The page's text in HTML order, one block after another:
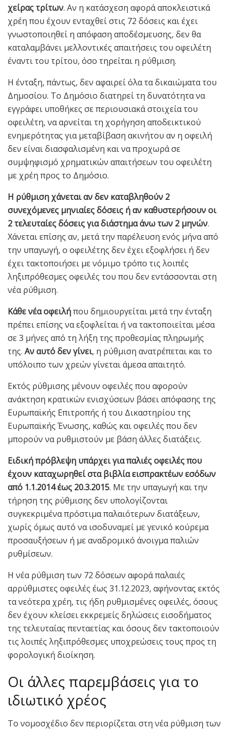
χείρας τρίτων. Αν η κατάσχεση αφορά αποκλειστικά
χρέη που έχουν ενταχθεί στις 72 δόσεις και έχει
γνωστοποιηθεί η απόφαση αποδέσμευσης, δεν θα
καταλαμβάνει μελλοντικές απαιτήσεις του οφειλέτη
έναντι του τρίτου, όσο τηρείται η ρύθμιση.
Η ένταξη, πάντως, δεν αφαιρεί όλα τα δικαιώματα του
Δημοσίου. Το Δημόσιο διατηρεί τη δυνατότητα να
εγγράφει υποθήκες σε περιουσιακά στοιχεία του
οφειλέτη, να αρνείται τη χορήγηση αποδεικτικού
ενημερότητας για μεταβίβαση ακινήτου αν η οφειλή
δεν είναι διασφαλισμένη και να προχωρά σε
συμψηφισμό χρηματικών απαιτήσεων του οφειλέτη
με χρέη προς το Δημόσιο.
Η ρύθμιση χάνεται αν δεν καταβληθούν 2
συνεχόμενες μηνιαίες δόσεις ή αν καθυστερήσουν οι
2 τελευταίες δόσεις για διάστημα άνω των 2 μηνών.
Χάνεται επίσης αν, μετά την παρέλευση ενός μήνα από
την υπαγωγή, ο οφειλέτης δεν έχει εξοφλήσει ή δεν
έχει τακτοποιήσει με νόμιμο τρόπο τις λοιπές
ληξιπρόθεσμες οφειλές του που δεν εντάσσονται στη
νέα ρύθμιση.
Κάθε νέα οφειλήπου δημιουργείται μετά την ένταξη
πρέπει επίσης να εξοφλείται ή να τακτοποιείται μέσα
σε 3 μήνες από τη λήξη της προθεσμίας πληρωμής
της. Αν αυτό δεν γίνει, η ρύθμιση ανατρέπεται και το
υπόλοιπο των χρεών γίνεται άμεσα απαιτητό.
Εκτός ρύθμισης μένουν οφειλές που αφορούν
ανάκτηση κρατικών ενισχύσεων βάσει απόφασης της
Ευρωπαϊκής Επιτροπής ή του Δικαστηρίου της
Ευρωπαϊκής Ένωσης, καθώς και οφειλές που δεν
μπορούν να ρυθμιστούν με βάση άλλες διατάξεις.
Ειδική πρόβλεψη υπάρχει για παλιές οφειλές που
έχουν καταχωρηθεί στα βιβλία εισπρακτέων εσόδων
από 1.1.2014 έως 20.3.2015. Με την υπαγωγή και την
τήρηση της ρύθμισης δεν υπολογίζονται
συγκεκριμένα πρόστιμα παλαιότερων διατάξεων,
χωρίς όμως αυτό να ισοδυναμεί με γενικό κούρεμα
προσαυξήσεων ή με αναδρομικό άνοιγμα παλιών
ρυθμίσεων.
Η νέα ρύθμιση των 72 δόσεων αφορά παλαιές
αρρύθμιστες οφειλές έως 31.12.2023, αφήνοντας εκτός
τα νεότερα χρέη, τις ήδη ρυθμισμένες οφειλές, όσους
δεν έχουν κλείσει εκκρεμείς δηλώσεις εισοδήματος
της τελευταίας πενταετίας και όσους δεν τακτοποιούν
τις λοιπές ληξιπρόθεσμες υποχρεώσεις τους προς τη
φορολογική διοίκηση.
Οι άλλες παρεμβάσεις για το
ιδιωτικό χρέος
Το νομοσχέδιο δεν περιορίζεται στη νέα ρύθμιση των